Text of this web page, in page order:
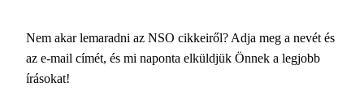
Nem akar lemaradni az NSO cikkeiről? Adja meg a nevét és
az e-mail címét, és mi naponta elküldjük Önnek a legjobb
írásokat!